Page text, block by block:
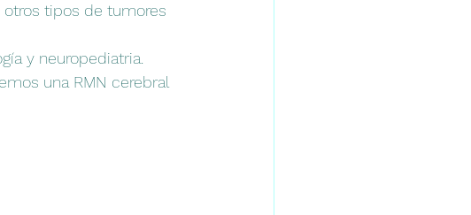
tipos de tumores
y neuropediatria.
una RMN cerebral